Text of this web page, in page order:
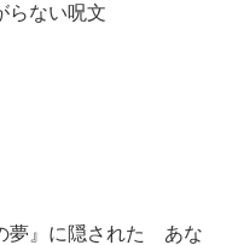
らない呪文
夢』に隠された あな